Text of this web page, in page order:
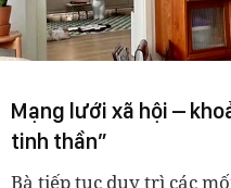
Mạng lưới xã hội –
tinh thần”
Bà tiếp tục duy trì các